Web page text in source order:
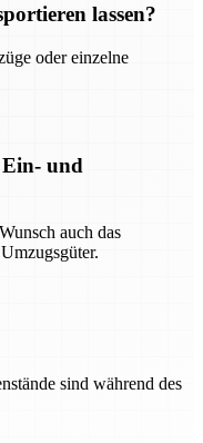
lassen?
oder einzelne
und
auch das
sind während des